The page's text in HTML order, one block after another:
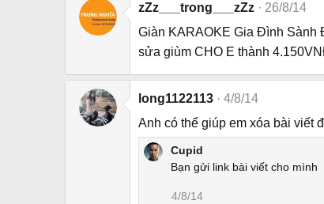
zZz___trong___zZz
26/8/14
Giàn KARAOKE Gia Đình Sành
sửa giùm CHO E thành
long1122113
4/8/14
Anh có thể giúp em xóa bài viết
Cupid
Bạn gửi link bài viết cho mình
4/8/14